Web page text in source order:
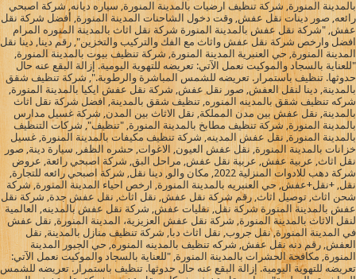
بالمدينة المنورة, شركة تنظيف ارضيات بالمدينة المنورة, سياره ديانه, شركة اصبحي
رائعه, صور دينات نقل عفش, وقت دخول الشاحنات المدينة المنورة, أفضل شركة نقل
عفش, "شركة نقل عفش بالمدينة المنورة شركة نقل اثاث بالمدينة المنوره المرام
افضل وارخص شركة نقل عفش واثاث مع الفك والتركيب والتخزين", رقم دينا, دينا نقل
المدينة المنورة, حي العنبرية المدينة المنورة, شركة تنظيف بيوت بالمدينة المنورة,
"للعناية بالسجاد والموكيت نعمل الآتي: تعريضه للتهوية اليومية. إزالة البقع عنه حال
حدوثها. تنظيف باستمرار. تعريضه للشمس المباشرة والرطوبة.", شركة تنظيف شقق
بالمدينة, دينا لنقل العفش, صور نقل عفش, شركة نقل عفش ايكيا بالمدينة المنورة,
شركه تنظيف شقق بالمدينه المنوره, تنظيف شقق بالمدينة, افضل شركة نقل اثاث
بالمدينة, نقل عفش بين مدن المملكة, نقل الاثاث بين المدن, شركة غسيل مدارس
بالمدينة المنورة, شركة تنظيف مطابخ بالمدينة المنورة, "تنظيف", شركات التنظيف
بالمدينة المنورة, نقل عفش المدينه, شركة تنظيف مكيفات بالمدينة المنورة, غسيل
خزانات بالمدينة المنورة, نقل عفش العيون, الاغوات, حشره الظفر, سيارة دينة, صور
نقل اثاث, عربية عفش, عربية نقل عفش, مراحل البق, شركة اصبحي رائعة, عروض
شركة دهب للادوات المنزلية 2022, مكان والو, دينا نقل, شركة اصبحي رائعه للتجارة,
نقل, +نقل+عفش, حي العنبريه بالمدينة المنورة, ارخص احياء المدينة المنورة, شركة
شحن اثاث, توصيل اثاث, رقم شركة نقل عفش, نقل اثاث, نقل عفش جدة, شركة نقل
عفش بالمدينة المنورة شركة نقل, نقليات عفش, شركة نقل عفش بالمدينه, العالمية
لنقل الاثاث بالمدينة المنورة, شركة نقل عفش العزيزية، المدينة المنورة, نقل عفش
في المدينة المنورة, نقل جروب, نقل اثاث دبا, شركة تنظيف منازل بالمدينة, نقل
العفش, رقم دنه نقل عفش, شركه تنظيف بالمدينه المنوره, حي الجبور المدينة
المنورة, مكافحة الحشرات بالمدينة المنورة, "للعناية بالسجاد والموكيت نعمل الآتي:
تعريضه للتهوية اليومية. إزالة البقع عنه حال حدوثها. تنظيف باستمرار. تعريضه للشمس